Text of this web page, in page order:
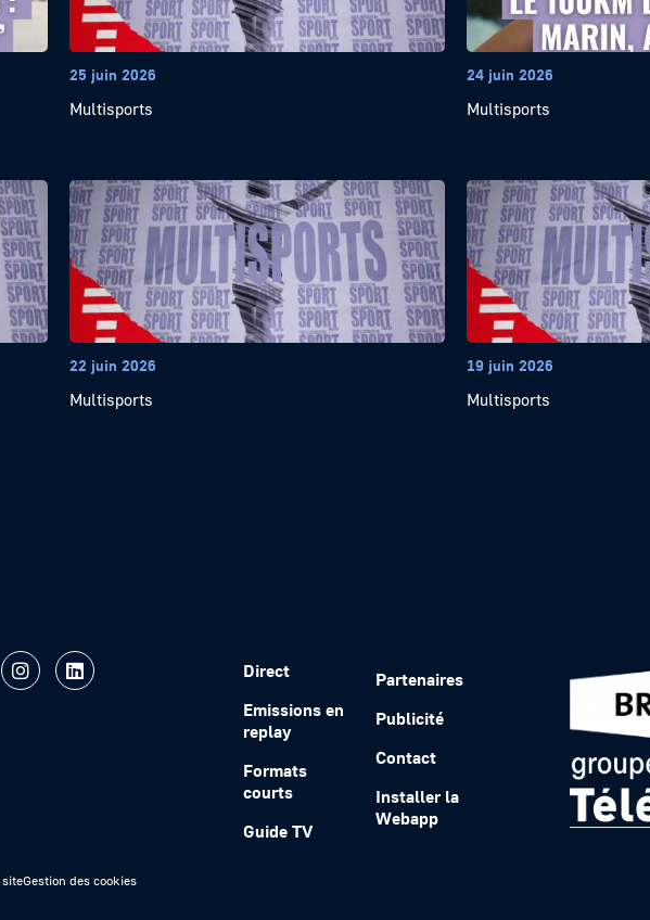
25 juin 2026
Multisports
24 juin 2026
Multisports
22 juin 2026
Multisports
19 juin 2026
Multisports
Direct
Emissions en
replay
Formats
courts
Guide TV
Partenaires
Publicité
Contact
Installer la
Webapp
siteGestion des cookies